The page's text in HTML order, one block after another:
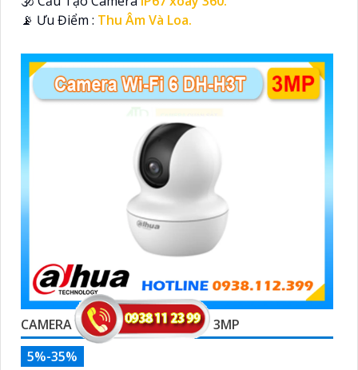
️📡 Ưu Điểm : Thu Âm Và Loa.
CAMERA WIFI 6 DAHUA DH-H3T 3MP
5%-35%